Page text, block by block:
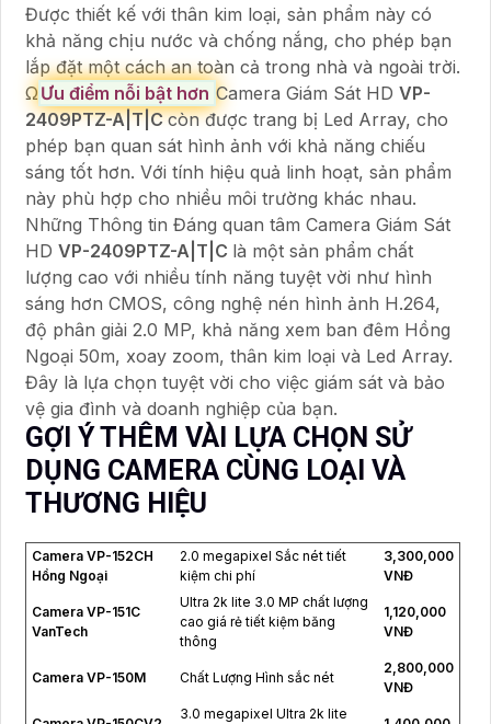
Được thiết kế với thân kim loại, sản phẩm này có
khả năng chịu nước và chống nắng, cho phép bạn
lắp đặt một cách an toàn cả trong nhà và ngoài trời.
ΩƯu điểm nỗi bật hơn Camera Giám Sát HD VP-
2409PTZ-A|T|Ccòn được trang bị Led Array, cho
phép bạn quan sát hình ảnh với khả năng chiếu
sáng tốt hơn. Với tính hiệu quả linh hoạt, sản phẩm
này phù hợp cho nhiều môi trường khác nhau.
Những Thông tin Đáng quan tâm Camera Giám Sát
HD VP-2409PTZ-A|T|C là một sản phẩm chất
lượng cao với nhiều tính năng tuyệt vời như hình
sáng hơn CMOS, công nghệ nén hình ảnh H.264,
độ phân giải 2.0 MP, khả năng xem ban đêm Hồng
Ngoại 50m, xoay zoom, thân kim loại và Led Array.
Đây là lựa chọn tuyệt vời cho việc giám sát và bảo
vệ gia đình và doanh nghiệp của bạn.
GỢI Ý THÊM VÀI LỰA CHỌN SỬ
DỤNG CAMERA CÙNG LOẠI VÀ
THƯƠNG HIỆU
Camera VP-152CH
Hồng Ngoại
2.0 megapixel Sắc nét tiết
kiệm chi phí
3,300,000
VNĐ
Camera VP-151C
VanTech
Ultra 2k lite 3.0 MP chất lượng
cao giá rẻ tiết kiệm băng
thông
1,120,000
VNĐ
Camera VP-150M Chất Lượng Hình sắc nét
2,800,000
VNĐ
3.0 megapixel Ultra 2k lite